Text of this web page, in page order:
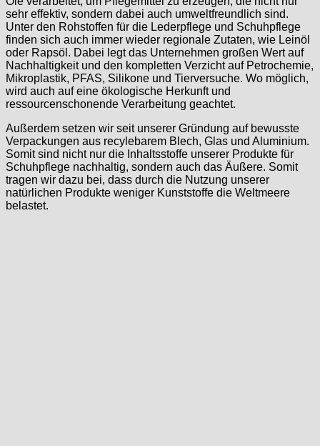
sehr effektiv, sondern dabei auch umweltfreundlich sind.
Unter den Rohstoffen für die Lederpflege und Schuhpflege
finden sich auch immer wieder regionale Zutaten, wie Leinöl
oder Rapsöl. Dabei legt das Unternehmen großen Wert auf
Nachhaltigkeit und den kompletten Verzicht auf Petrochemie,
Mikroplastik, PFAS, Silikone und Tierversuche. Wo möglich,
wird auch auf eine ökologische Herkunft und
ressourcenschonende Verarbeitung geachtet.
Außerdem setzen wir seit unserer Gründung auf bewusste
Verpackungen aus recylebarem Blech, Glas und Aluminium.
Somit sind nicht nur die Inhaltsstoffe unserer Produkte für
Schuhpflege nachhaltig, sondern auch das Äußere. Somit
tragen wir dazu bei, dass durch die Nutzung unserer
natürlichen Produkte weniger Kunststoffe die Weltmeere
belastet.